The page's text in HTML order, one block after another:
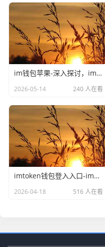
im钱包苹果-深入探讨，im钱包不联网可以用吗
2026-05-14 240 人在看
imtoken钱包登入入口-imToken 收款成功却无币到账，问题剖析与解决之道
2026-04-18 516 人在看